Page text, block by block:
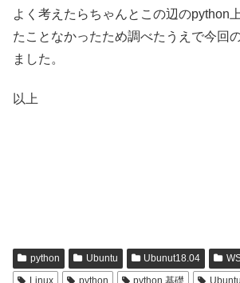
よく考えたらちゃんとこの辺のpython
たことなかったため調べたうえで今回
ました。
以上
python Ubuntu Ubunut18.04
Linux
python python 基礎 Ubuntu